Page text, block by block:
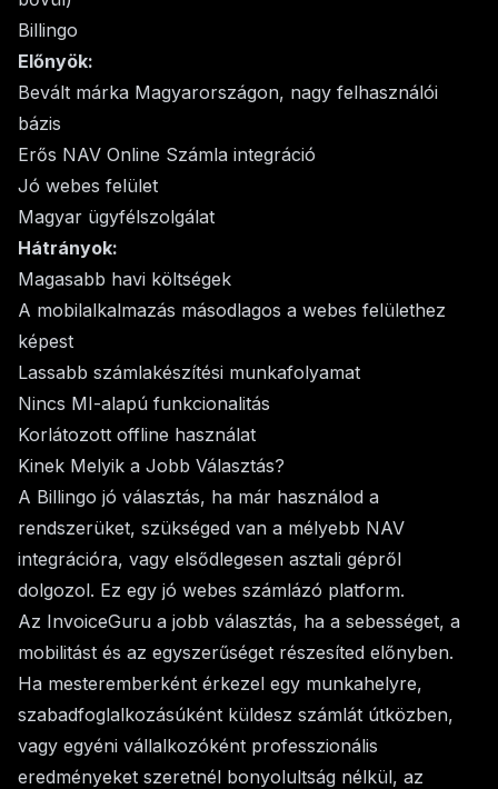
Billingo
Előnyök:
Bevált márka Magyarországon, nagy felhasználói
bázis
Erős NAV Online Számla integráció
Jó webes felület
Magyar ügyfélszolgálat
Hátrányok:
Magasabb havi költségek
A mobilalkalmazás másodlagos a webes felülethez
képest
Lassabb számlakészítési munkafolyamat
Nincs MI-alapú funkcionalitás
Korlátozott offline használat
Kinek Melyik a Jobb Választás?
A Billingo jó választás, ha már használod a
rendszerüket, szükséged van a mélyebb NAV
integrációra, vagy elsődlegesen asztali gépről
dolgozol. Ez egy jó webes számlázó platform.
Az InvoiceGuru a jobb választás, ha a sebességet, a
mobilitást és az egyszerűséget részesíted előnyben.
Ha mesteremberként érkezel egy munkahelyre,
szabadfoglalkozásúként küldesz számlát útközben,
vagy egyéni vállalkozóként professzionális
eredményeket szeretnél bonyolultság nélkül, az